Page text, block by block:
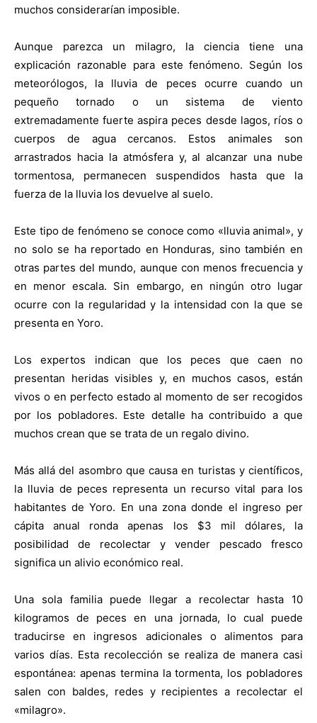
muchos considerarían imposible.
Aunque parezca un milagro, la ciencia tiene una
explicación razonable para este fenómeno. Según los
meteorólogos, la lluvia de peces ocurre cuando un
pequeño tornado o un sistema de viento
extremadamente fuerte aspira peces desde lagos, ríos o
cuerpos de agua cercanos. Estos animales son
arrastrados hacia la atmósfera y, al alcanzar una nube
tormentosa, permanecen suspendidos hasta que la
fuerza de la lluvia los devuelve al suelo.
Este tipo de fenómeno se conoce como «lluvia animal», y
no solo se ha reportado en Honduras, sino también en
otras partes del mundo, aunque con menos frecuencia y
en menor escala. Sin embargo, en ningún otro lugar
ocurre con la regularidad y la intensidad con la que se
presenta en Yoro.
Los expertos indican que los peces que caen no
presentan heridas visibles y, en muchos casos, están
vivos o en perfecto estado al momento de ser recogidos
por los pobladores. Este detalle ha contribuido a que
muchos crean que se trata de un regalo divino.
Más allá del asombro que causa en turistas y científicos,
la lluvia de peces representa un recurso vital para los
habitantes de Yoro. En una zona donde el ingreso per
cápita anual ronda apenas los $3 mil dólares, la
posibilidad de recolectar y vender pescado fresco
significa un alivio económico real.
Una sola familia puede llegar a recolectar hasta 10
kilogramos de peces en una jornada, lo cual puede
traducirse en ingresos adicionales o alimentos para
varios días. Esta recolección se realiza de manera casi
espontánea: apenas termina la tormenta, los pobladores
salen con baldes, redes y recipientes a recolectar el
«milagro».